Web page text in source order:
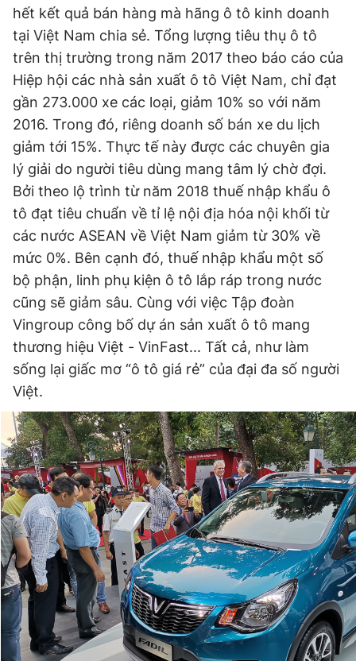
hết kết quả bán hàng mà hãng ô tô kinh doanh
tại Việt Nam chia sẻ. Tổng lượng tiêu thụ ô tô
trên thị trường trong năm 2017 theo báo cáo của
Hiệp hội các nhà sản xuất ô tô Việt Nam, chỉ đạt
gần 273.000 xe các loại, giảm 10% so với năm
2016. Trong đó, riêng doanh số bán xe du lịch
giảm tới 15%. Thực tế này được các chuyên gia
lý giải do người tiêu dùng mang tâm lý chờ đợi.
Bởi theo lộ trình từ năm 2018 thuế nhập khẩu ô
tô đạt tiêu chuẩn về tỉ lệ nội địa hóa nội khối từ
các nước ASEAN về Việt Nam giảm từ 30% về
mức 0%. Bên cạnh đó, thuế nhập khẩu một số
bộ phận, linh phụ kiện ô tô lắp ráp trong nước
cũng sẽ giảm sâu. Cùng với việc Tập đoàn
Vingroup công bố dự án sản xuất ô tô mang
thương hiệu Việt - VinFast... Tất cả, như làm
sống lại giấc mơ “ô tô giá rẻ” của đại đa số người
Việt.